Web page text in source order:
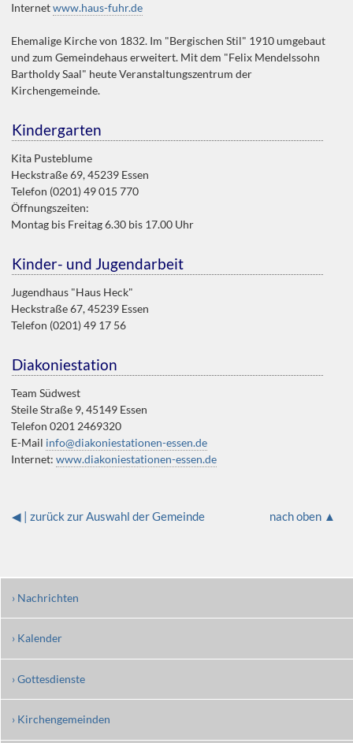
Internetwww.haus-fuhr.de
Ehemalige Kirche von 1832. Im "Bergischen Stil" 1910 umgebaut
und zum Gemeindehaus erweitert. Mit dem "Felix Mendelssohn
Bartholdy Saal" heute Veranstaltungszentrum der
Kirchengemeinde.
Kindergarten
Kita Pusteblume
Heckstraße 69, 45239 Essen
Telefon (0201) 49 015 770
Öffnungszeiten:
Montag bis Freitag 6.30 bis 17.00 Uhr
Kinder- und Jugendarbeit
Jugendhaus "Haus Heck"
Heckstraße 67, 45239 Essen
Telefon (0201) 49 17 56
Diakoniestation
Team Südwest
Steile Straße 9, 45149 Essen
Telefon 0201 2469320
E-Mail info@diakoniestationen-essen.de
Internet:www.diakoniestationen-essen.de
◀ | zurück zur Auswahl der Gemeinde nach oben ▲
› Nachrichten
› Kalender
› Gottesdienste
› Kirchengemeinden